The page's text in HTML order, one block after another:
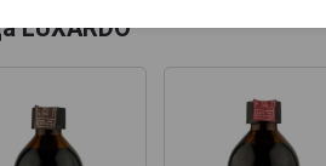
LUXARDO